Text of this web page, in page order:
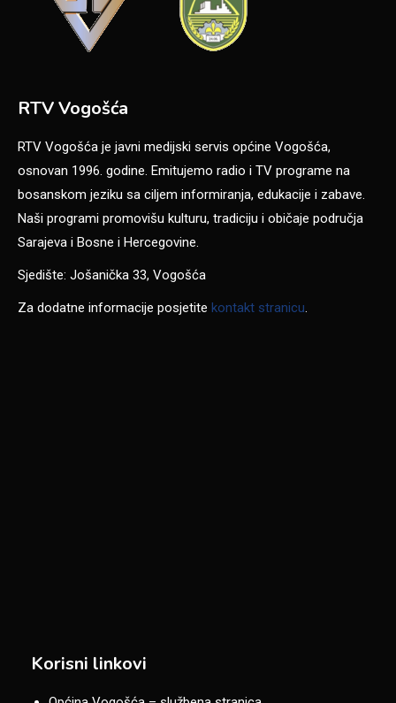
RTV Vogošća
RTV Vogošća je javni medijski servis općine Vogošća,
osnovan 1996. godine. Emitujemo radio i TV programe na
bosanskom jeziku sa ciljem informiranja, edukacije i zabave.
Naši programi promovišu kulturu, tradiciju i običaje područja
Sarajeva i Bosne i Hercegovine.
Sjedište: Jošanička 33, Vogošća
Za dodatne informacije posjetite kontakt stranicu.
Korisni linkovi